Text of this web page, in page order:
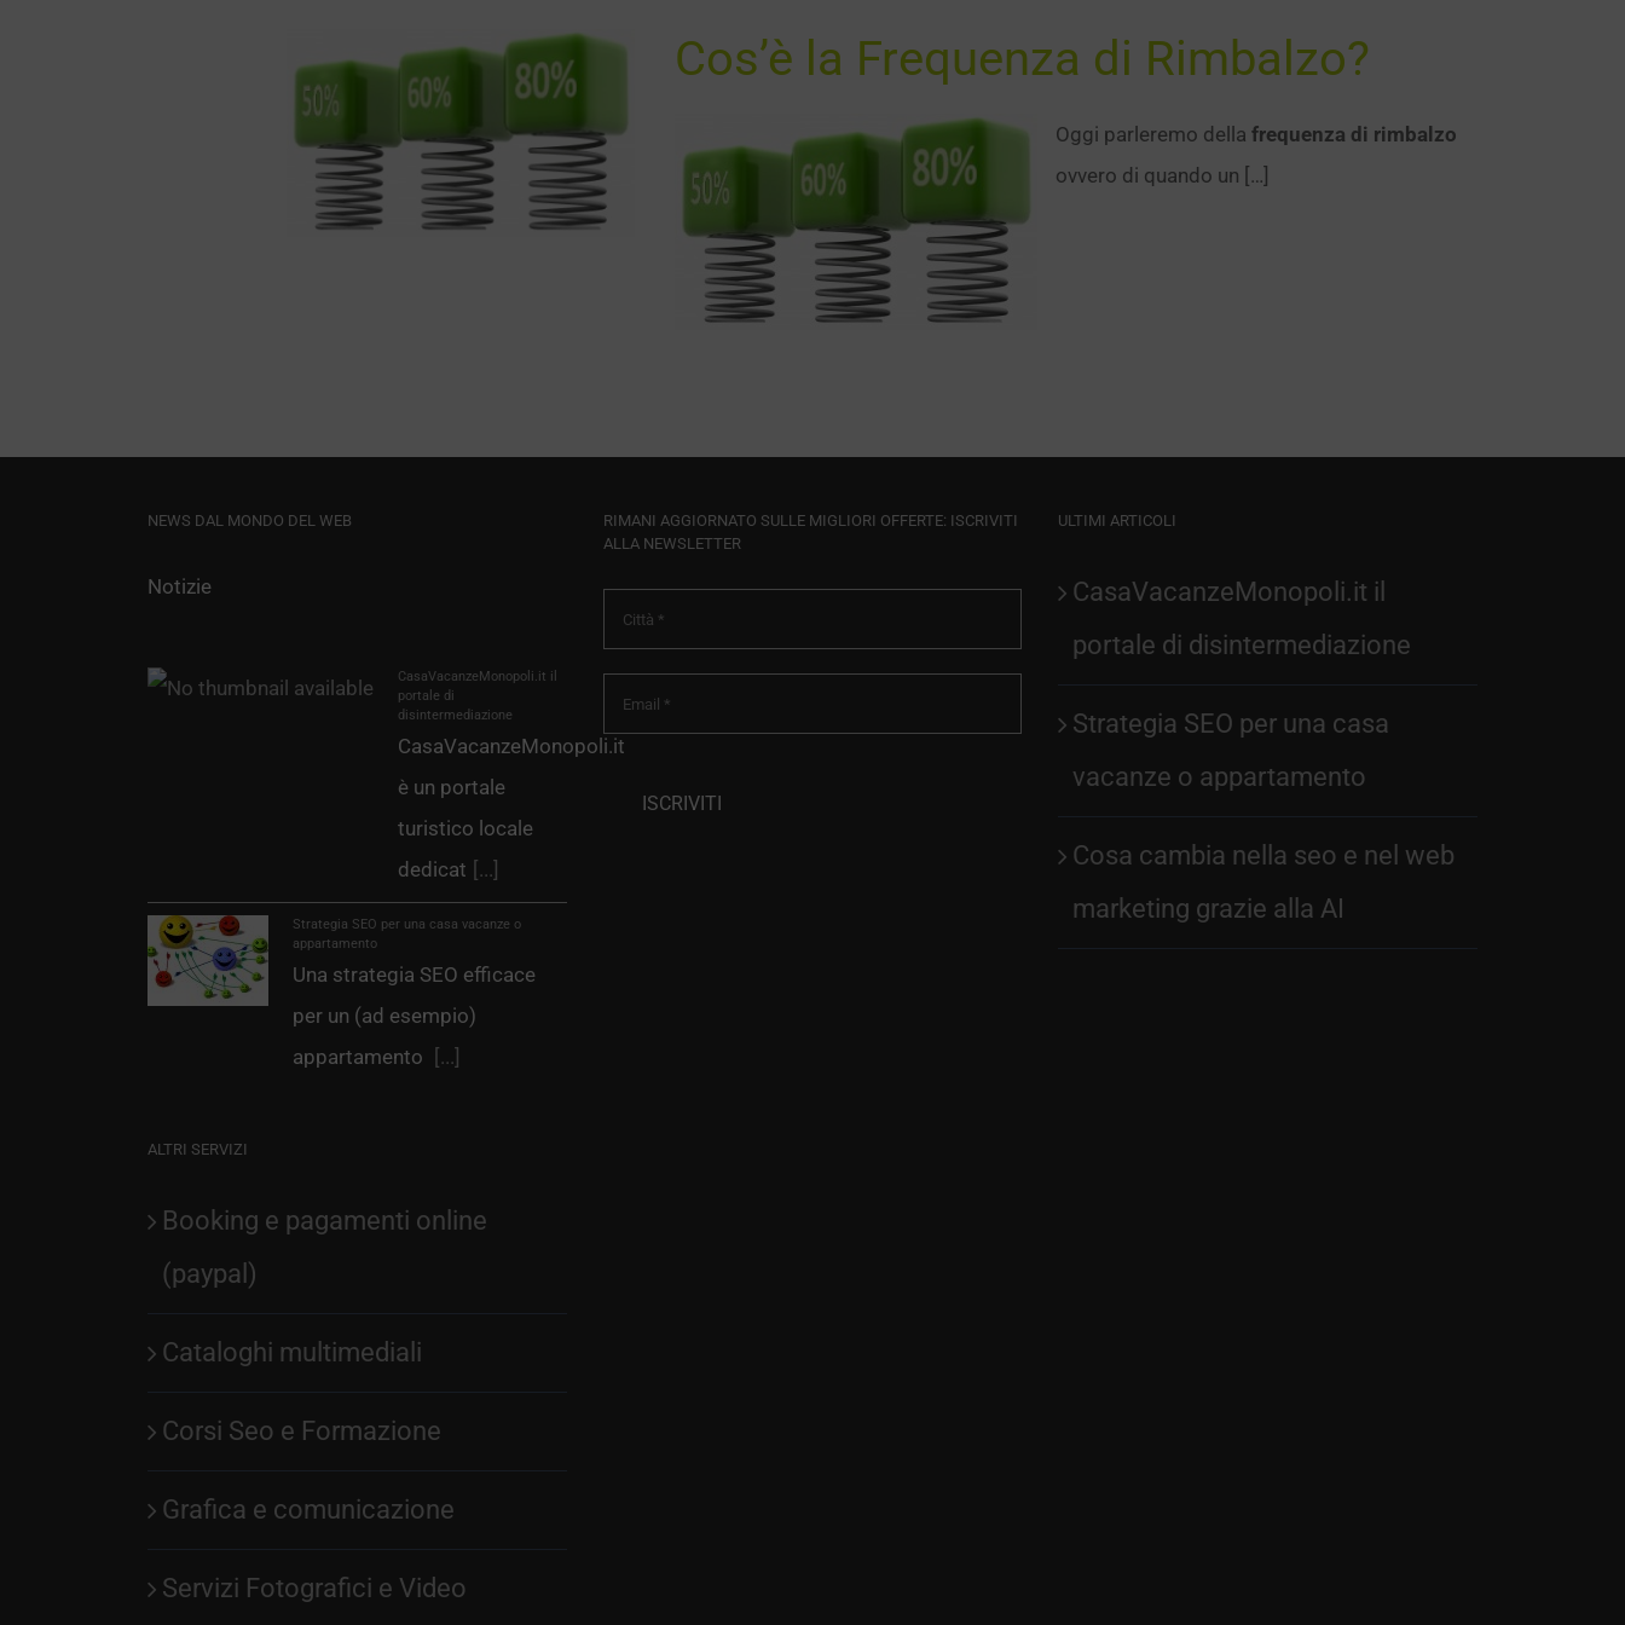
Cos’è la Frequenza di Rimbalzo?
Oggi parleremo della frequenza di rimbalzo
ovvero di quando un […]
NEWS DAL MONDO DEL WEB
Notizie
CasaVacanzeMonopoli.it il
portale di
disintermediazione
CasaVacanzeMonopoli.it
è un portale
turistico locale
dedicat [...]
Strategia SEO per una casa vacanze o
appartamento
Una strategia SEO efficace
per un (ad esempio)
appartamento
[...]
ALTRI SERVIZI
Booking e pagamenti online
(paypal)
Cataloghi multimediali
Corsi Seo e Formazione
Grafica e comunicazione
Servizi Fotografici e Video
RIMANI AGGIORNATO SULLE MIGLIORI OFFERTE: ISCRIVITI
ALLA NEWSLETTER
ULTIMI ARTICOLI
CasaVacanzeMonopoli.it il
portale di disintermediazione
Strategia SEO per una casa
vacanze o appartamento
Cosa cambia nella seo e nel web
marketing grazie alla AI